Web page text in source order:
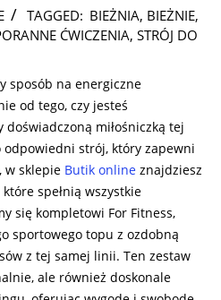
TAGGED: BIEŻNIA, BIEŻNIE,
ĆWICZENIA, STRÓJ DO
sposób na energiczne
od tego, czy jesteś
doświadczoną miłośniczką tej
odpowiedni strój, który zapewni
w sklepie Butik online znajdziesz
spełnią wszystkie
się kompletowi For Fitness,
sportowego topu z ozdobną
z tej samej linii. Ten zestaw
ale również doskonale